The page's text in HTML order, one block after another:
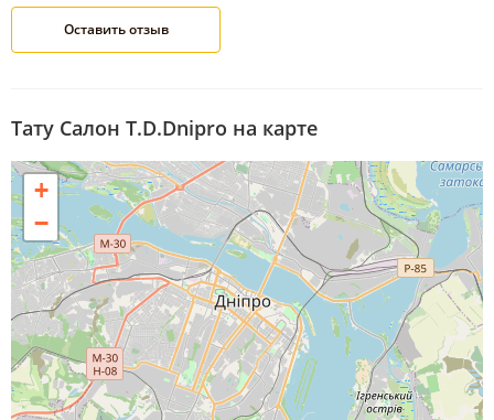
Тату Салон T.D.Dnipro на карте
+
−